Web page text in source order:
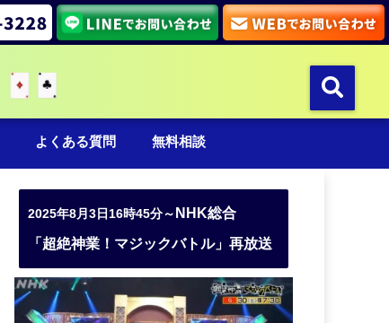
よくある質問 無料相談
2025年8月3日16時45分～ NHK総合
「超絶神業！マジックバトル」再放送